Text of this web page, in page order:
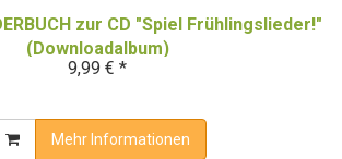
zur CD "Spiel Frühlingslieder!"
(Downloadalbum)
9,99 € *
Mehr Informationen